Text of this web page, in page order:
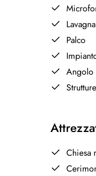
Palco
Chiesa